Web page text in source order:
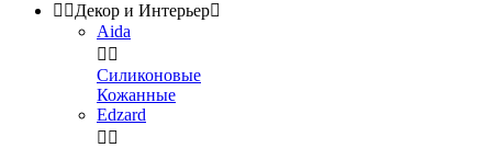
 Декор и Интерьер
Aida
 
Силиконовые
Кожанные
Edzard
 